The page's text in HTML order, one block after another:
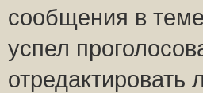
сообщения в
успел
отредактировать